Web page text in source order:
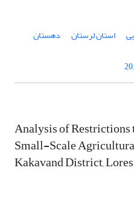
استان لرستان دهستان
Analysis of
Small-Scale
Kakavand District,